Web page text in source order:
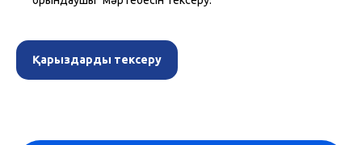
Қарыздарды тексеру